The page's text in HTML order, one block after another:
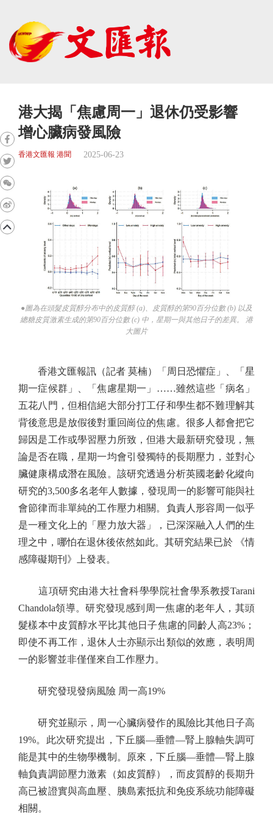
港大揭「焦慮周一」退休仍受影響
增心臟病發風險
香港文匯報 港聞 2025-06-23
●圖為在頭髮皮質醇分布中的皮質醇 (a)、皮質醇的第90百分位數 (b) 以及
總糖皮質激素生成的第90百分位數 (c) 中，星期一與其他日子的差異。 港
大圖片
香港文匯報訊（記者 莫楠）「周日恐懼症」、「星
期一症候群」、「焦慮星期一」……雖然這些「病名」
五花八門，但相信絕大部分打工仔和學生都不難理解其
背後意思是放假後對重回崗位的焦慮。很多人都會把它
歸因是工作或學習壓力所致，但港大最新研究發現，無
論是否在職，星期一均會引發獨特的長期壓力，並對心
臟健康構成潛在風險。該研究透過分析英國老齡化縱向
研究的3,500多名老年人數據，發現周一的影響可能與社
會節律而非單純的工作壓力相關。負責人形容周一似乎
是一種文化上的「壓力放大器」，已深深融入人們的生
理之中，哪怕在退休後依然如此。其研究結果已於 《情
感障礙期刊》上發表。
這項研究由港大社會科學學院社會學系教授Tarani
Chandola領導。研究發現感到周一焦慮的老年人，其頭
髮樣本中皮質醇水平比其他日子焦慮的同齡人高23%；
即使不再工作，退休人士亦顯示出類似的效應，表明周
一的影響並非僅僅來自工作壓力。
研究發現發病風險 周一高19%
研究並顯示，周一心臟病發作的風險比其他日子高
19%。此次研究提出，下丘腦—垂體—腎上腺軸失調可
能是其中的生物學機制。原來，下丘腦—垂體—腎上腺
軸負責調節壓力激素（如皮質醇），而皮質醇的長期升
高已被證實與高血壓、胰島素抵抗和免疫系統功能障礙
相關。